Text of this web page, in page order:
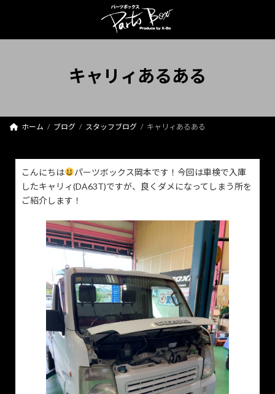
ン
プ
ー
動
キャリィあるある
ホーム ブログ スタッフブログ キャリィあるある
こんにちは
パーツボックス岡本です！今回は車検で入庫
したキャリィ(DA63T)ですが、良くダメになってしまう所を
ご紹介します！